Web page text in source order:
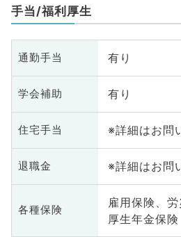
手当/福利厚生
通勤手当 有り
学会補助 有り
住宅手当 ※詳細はお問
退職金 ※詳細はお問
各種保険
雇用保険、労
厚生年金保険